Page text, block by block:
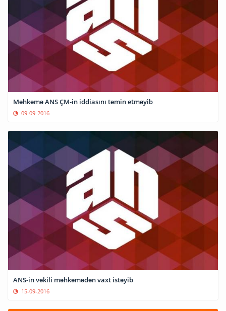
Məhkəmə ANS ÇM-in iddiasını təmin etməyib
09-09-2016
ANS-in vəkili məhkəmədən vaxt istəyib
15-09-2016